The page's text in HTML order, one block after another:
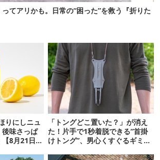
ってアリかも。日常の“困った”を救う『折りた
りにしニュ
味さっぱ
8月21日発
「トングどこ置いた？」が消え
た！片手で1秒着脱できる“首掛
けトング”、男心くすぐるギミッ